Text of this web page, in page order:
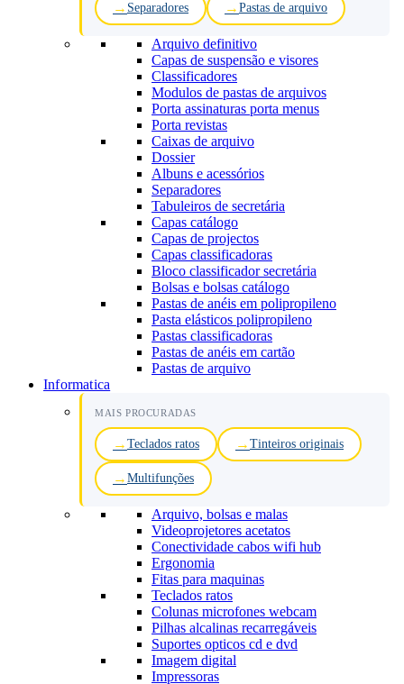
Separadores Pastas de arquivo
Arquivo definitivo
Capas de suspensão e visores
Classificadores
Modulos de pastas de arquivos
Porta assinaturas porta menus
Porta revistas
Caixas de arquivo
Dossier
Albuns e acessórios
Separadores
Tabuleiros de secretária
Capas catálogo
Capas de projectos
Capas classificadoras
Bloco classificador secretária
Bolsas e bolsas catálogo
Pastas de anéis em polipropileno
Pasta elásticos polipropileno
Pastas classificadoras
Pastas de anéis em cartão
Pastas de arquivo
Informatica
MAIS PROCURADAS
Teclados ratos Tinteiros originais
Multifunções
Arquivo, bolsas e malas
Videoprojetores acetatos
Conectividade cabos wifi hub
Ergonomia
Fitas para maquinas
Teclados ratos
Colunas microfones webcam
Pilhas alcalinas recarregáveis
Suportes opticos cd e dvd
Imagem digital
Impressoras